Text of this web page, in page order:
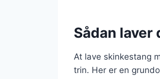
Sådan
At lave skinkestang
trin. Her er en